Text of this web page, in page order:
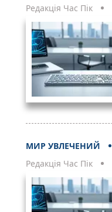
Редакція Час Пік
МИР УВЛЕЧЕНИЙ
Редакція Час Пік